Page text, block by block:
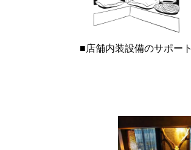
■店舗内装設備のサポート